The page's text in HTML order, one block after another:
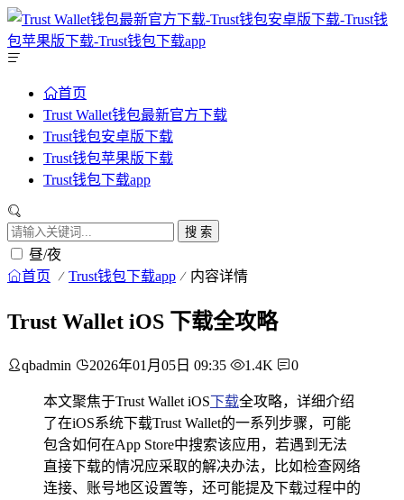
首页
Trust Wallet钱包最新官方下载
Trust钱包安卓版下载
Trust钱包苹果版下载
Trust钱包下载app
搜 索
昼/夜
首页 Trust钱包下载app 内容详情
Trust Wallet iOS 下载全攻略
qbadmin 2026年01月05日 09:35 1.4K 0
本文聚焦于Trust Wallet iOS下载全攻略，详细介绍
了在iOS系统下载Trust Wallet的一系列步骤，可能
包含如何在App Store中搜索该应用，若遇到无法
直接下载的情况应采取的解决办法，比如检查网络
连接、账号地区设置等，还可能提及下载过程中的